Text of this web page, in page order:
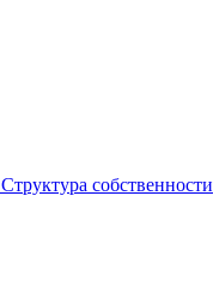
Структура собственности